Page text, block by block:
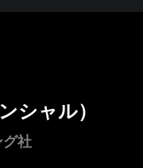
シャル）
グ社